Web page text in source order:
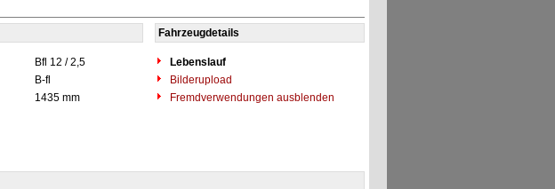
Fahrzeugdetails
Bfl 12 / 2,5
Lebenslauf
B-fl
Bilderupload
1435 mm Fremdverwendungen ausblenden